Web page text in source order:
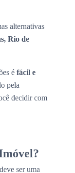
alternativas
Rio de
é fácil e
pela
decidir com
deve ser uma